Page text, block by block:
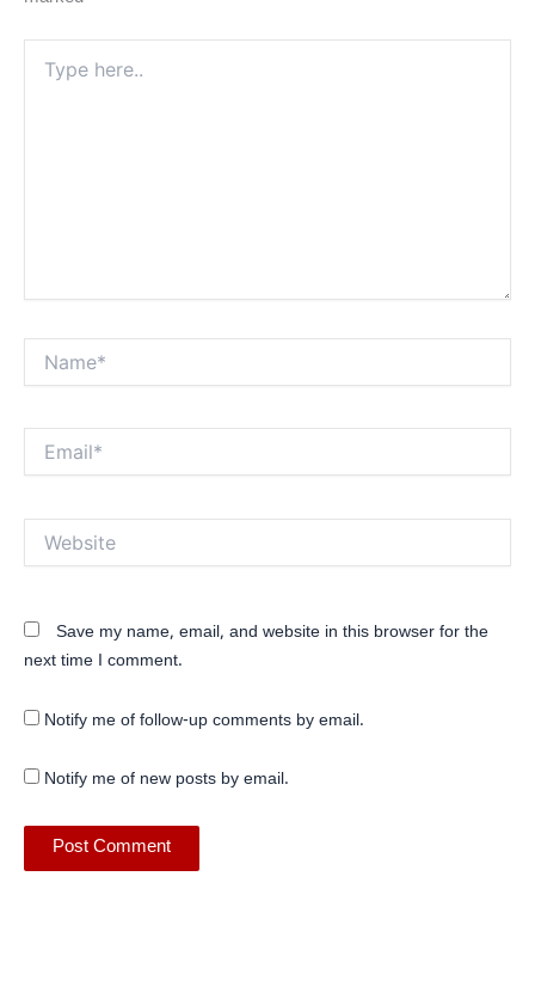
here..
Save my name, email, and website in this browser for the
next time I comment.
Notify me of follow-up comments by email.
Notify me of new posts by email.